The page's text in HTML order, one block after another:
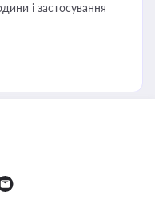
і застосування